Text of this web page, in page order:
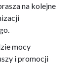
na kolejne
mocy
i promocji